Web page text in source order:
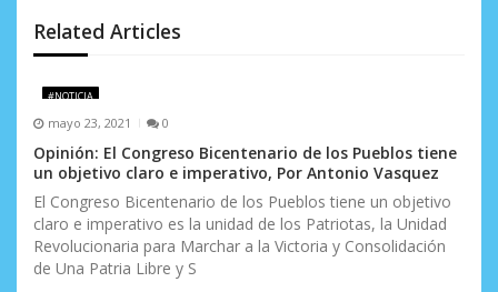
n
d
e
e
n
t
r
Related Articles
#NOTICIA
mayo 23, 2021 0
Opinión: El Congreso Bicentenario de los Pueblos tiene
un objetivo claro e imperativo, Por Antonio Vasquez
El Congreso Bicentenario de los Pueblos tiene un objetivo
claro e imperativo es la unidad de los Patriotas, la Unidad
Revolucionaria para Marchar a la Victoria y Consolidación
de Una Patria Libre y S